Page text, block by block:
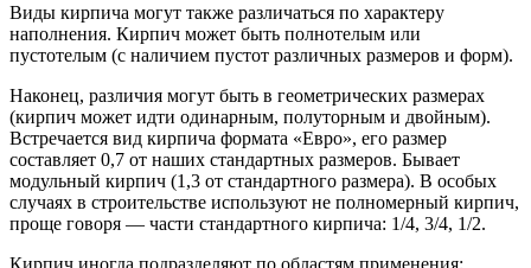
Виды кирпича могут также различаться по характеру
наполнения. Кирпич может быть полнотелым или
пустотелым (с наличием пустот различных размеров и форм).
Наконец, различия могут быть в геометрических размерах
(кирпич может идти одинарным, полуторным и двойным).
Встречается вид кирпича формата «Евро», его размер
составляет 0,7 от наших стандартных размеров. Бывает
модульный кирпич (1,3 от стандартного размера). В особых
случаях в строительстве используют не полномерный кирпич,
проще говоря — части стандартного кирпича: 1/4, 3/4, 1/2.
Кирпич иногда подразделяют по областям применения: